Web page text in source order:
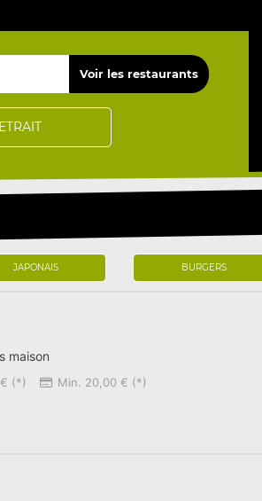
JAPONAIS BURGERS
maison
(*) Min. 20,00 € (*)